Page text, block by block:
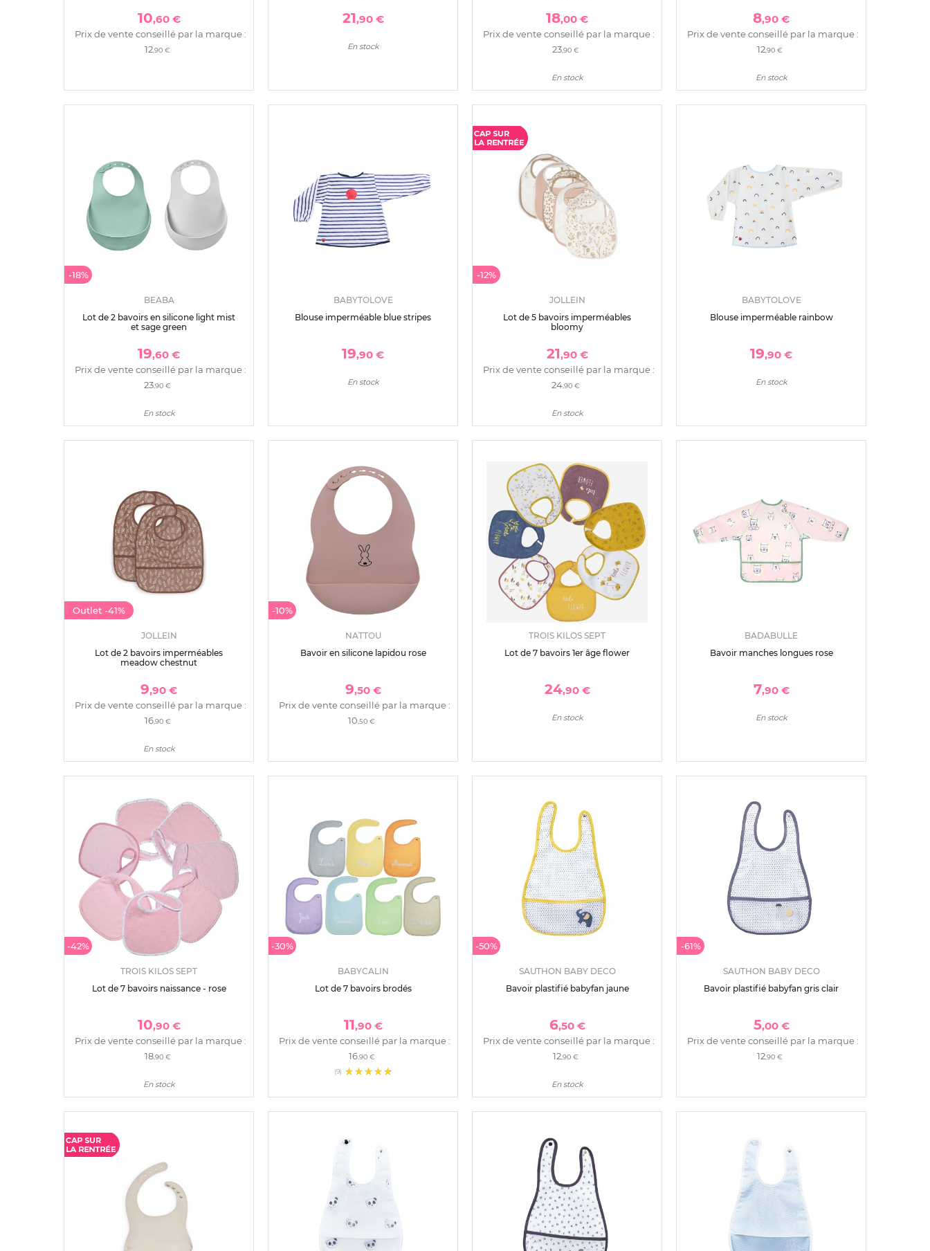
10,60 €
Prix de vente conseillé par la marque :
12,90 €
21,90 €
En stock
18,00 €
Prix de vente conseillé par la marque :
23,90 €
En stock
8,90 €
Prix de vente conseillé par la marque :
12,90 €
En stock
-18%
BEABA
Lot de 2 bavoirs en silicone light mist
et sage green
19,60 €
Prix de vente conseillé par la marque :
23,90 €
En stock
BABYTOLOVE
Blouse imperméable blue stripes
19,90 €
En stock
-12%
JOLLEIN
Lot de 5 bavoirs imperméables
bloomy
21,90 €
Prix de vente conseillé par la marque :
24,90 €
En stock
BABYTOLOVE
Blouse imperméable rainbow
19,90 €
En stock
Outlet -41%
JOLLEIN
Lot de 2 bavoirs imperméables
meadow chestnut
9,90 €
Prix de vente conseillé par la marque :
16,90 €
En stock
-10%
NATTOU
Bavoir en silicone lapidou rose
9,50 €
Prix de vente conseillé par la marque :
10 ,50 €
TROIS KILOS SEPT
Lot de 7 bavoirs 1er âge flower
24,90 €
En stock
BADABULLE
Bavoir manches longues rose
7,90 €
En stock
-42%
TROIS KILOS SEPT
Lot de 7 bavoirs naissance - rose
10,90 €
Prix de vente conseillé par la marque :
18,90 €
En stock
-30%
BABYCALIN
Lot de 7 bavoirs brodés
11,90 €
Prix de vente conseillé par la marque :
16,90 €
(9)
-50%
SAUTHON BABY DECO
Bavoir plastifié babyfan jaune
6,50 €
Prix de vente conseillé par la marque :
12,90 €
En stock
-61%
SAUTHON BABY DECO
Bavoir plastifié babyfan gris clair
5,00 €
Prix de vente conseillé par la marque :
12,90 €